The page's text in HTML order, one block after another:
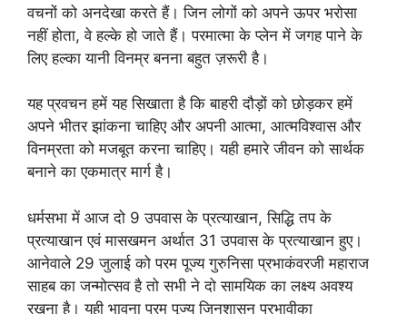
वचनों को अनदेखा करते हैं। जिन लोगों को अपने ऊपर भरोसा
नहीं होता, वे हल्के हो जाते हैं। परमात्मा के प्लेन में जगह पाने के
लिए हल्का यानी विनम्र बनना बहुत ज़रूरी है।
यह प्रवचन हमें यह सिखाता है कि बाहरी दौड़ों को छोड़कर हमें
अपने भीतर झांकना चाहिए और अपनी आत्मा, आत्मविश्वास और
विनम्रता को मजबूत करना चाहिए। यही हमारे जीवन को सार्थक
बनाने का एकमात्र मार्ग है।
धर्मसभा में आज दो 9 उपवास के प्रत्याखान, सिद्धि तप के
प्रत्याखान एवं मासखमन अर्थात 31 उपवास के प्रत्याखान हुए।
आनेवाले 29 जुलाई को परम पूज्य गुरुनिसा प्रभाकंवरजी महाराज
साहब का जन्मोत्सव है तो सभी ने दो सामयिक का लक्ष्य अवश्य
रखना है। यही भावना परम पूज्य जिनशासन प्रभावीका